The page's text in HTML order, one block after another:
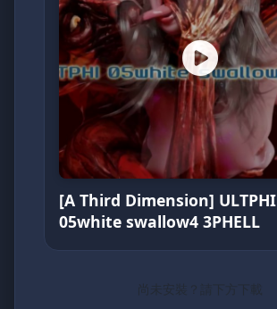
(不定期更換密碼)
5205566
[A Third Dimension] ULTPHI
05white swallow4 3PHELL
尚未安裝？請下方下載